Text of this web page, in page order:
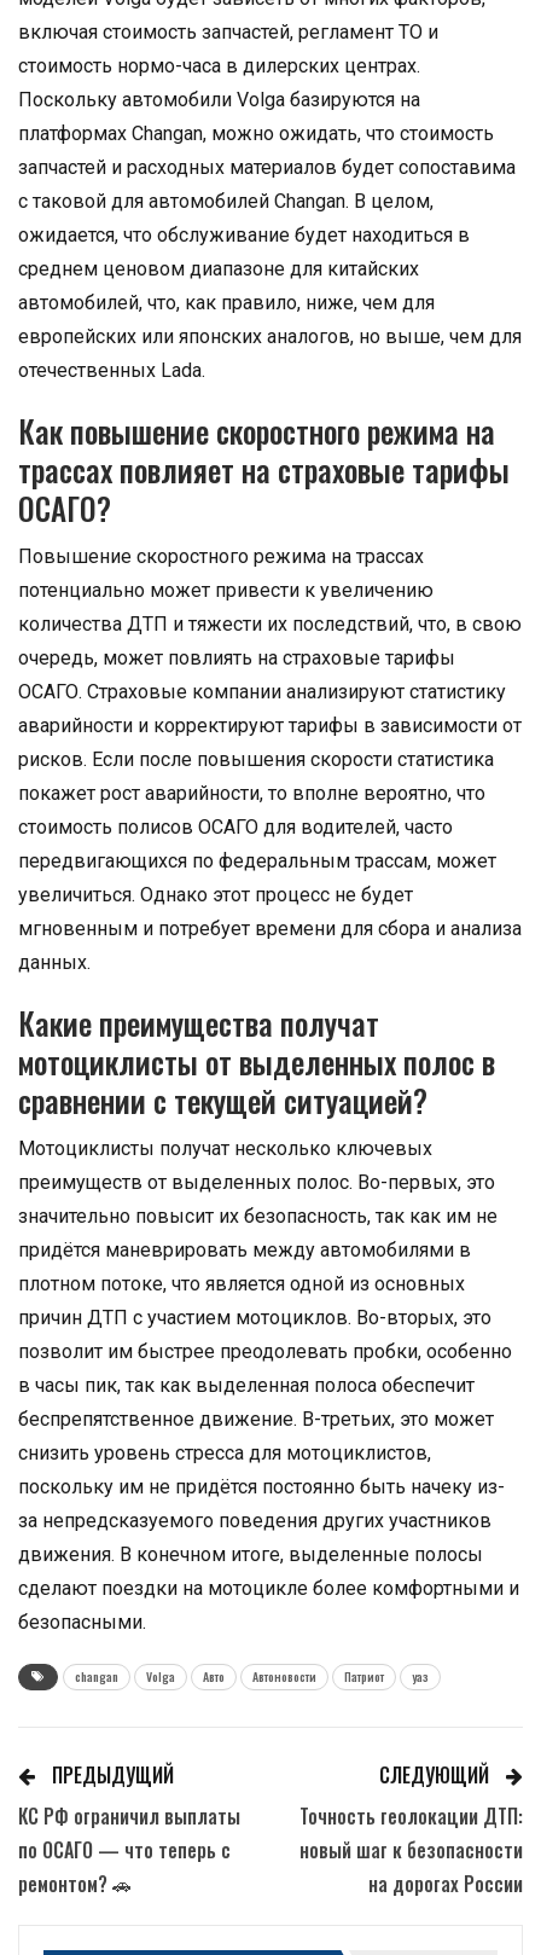
включая стоимость запчастей, регламент ТО и
стоимость нормо-часа в дилерских центрах.
Поскольку автомобили Volga базируются на
платформах Changan, можно ожидать, что стоимость
запчастей и расходных материалов будет сопоставима
с таковой для автомобилей Changan. В целом,
ожидается, что обслуживание будет находиться в
среднем ценовом диапазоне для китайских
автомобилей, что, как правило, ниже, чем для
европейских или японских аналогов, но выше, чем для
отечественных Lada.
Как повышение скоростного режима на
трассах повлияет на страховые тарифы
ОСАГО?
Повышение скоростного режима на трассах
потенциально может привести к увеличению
количества ДТП и тяжести их последствий, что, в свою
очередь, может повлиять на страховые тарифы
ОСАГО. Страховые компании анализируют статистику
аварийности и корректируют тарифы в зависимости от
рисков. Если после повышения скорости статистика
покажет рост аварийности, то вполне вероятно, что
стоимость полисов ОСАГО для водителей, часто
передвигающихся по федеральным трассам, может
увеличиться. Однако этот процесс не будет
мгновенным и потребует времени для сбора и анализа
данных.
Какие преимущества получат
мотоциклисты от выделенных полос в
сравнении с текущей ситуацией?
Мотоциклисты получат несколько ключевых
преимуществ от выделенных полос. Во-первых, это
значительно повысит их безопасность, так как им не
придётся маневрировать между автомобилями в
плотном потоке, что является одной из основных
причин ДТП с участием мотоциклов. Во-вторых, это
позволит им быстрее преодолевать пробки, особенно
в часы пик, так как выделенная полоса обеспечит
беспрепятственное движение. В-третьих, это может
снизить уровень стресса для мотоциклистов,
поскольку им не придётся постоянно быть начеку из-
за непредсказуемого поведения других участников
движения. В конечном итоге, выделенные полосы
сделают поездки на мотоцикле более комфортными и
безопасными.
changan Volga Авто Автоновости Патриот уаз
ПРЕДЫДУЩИЙ
КС РФ ограничил выплаты
по ОСАГО — что теперь с
ремонтом? 🚗
СЛЕДУЮЩИЙ
Точность геолокации ДТП:
новый шаг к безопасности
на дорогах России